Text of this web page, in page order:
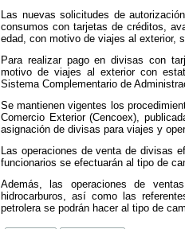
Las nuevas solicitudes de
consumos con tarjetas de créditos,
edad, con motivo de viajes al exterior,
Para realizar pago en divisas con
motivo de viajes al exterior con
Sistema Complementario de
Se mantienen vigentes los
Comercio Exterior (Cencoex),
asignación de divisas para viajes y
Las operaciones de venta de divisas
funcionarios se efectuarán al tipo de
Además, las operaciones de
hidrocarburos, así como las
petrolera se podrán hacer al tipo de